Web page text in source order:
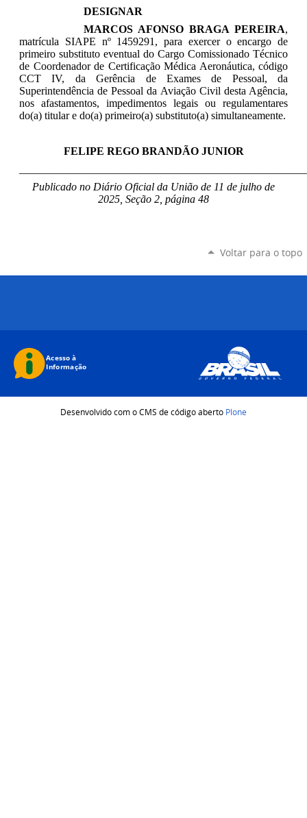
DESIGNAR
MARCOS AFONSO BRAGA PEREIRA,
matrícula SIAPE nº 1459291, para exercer o encargo de
primeiro substituto eventual do Cargo Comissionado Técnico
de Coordenador de Certificação Médica Aeronáutica, código
CCT IV, da Gerência de Exames de Pessoal, da
Superintendência de Pessoal da Aviação Civil desta Agência,
nos afastamentos, impedimentos legais ou regulamentares
do(a) titular e do(a) primeiro(a) substituto(a) simultaneamente.
FELIPE REGO BRANDÃO JUNIOR
Publicado no Diário Oficial da União de 11 de julho de
2025, Seção 2, página 48
Voltar para o topo
Desenvolvido com o CMS de código aberto Plone